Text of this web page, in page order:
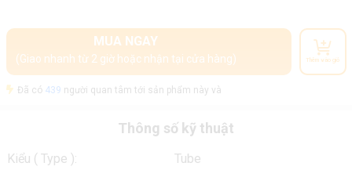
MUA NGAY
(Giao nhanh từ 2 giờ hoặc nhận tại cửa hàng) Thêm vào giỏ
Đã có 439 người quan tâm tới sản phẩm này và
Thông số kỹ thuật
Kiểu ( Type ):
Tube